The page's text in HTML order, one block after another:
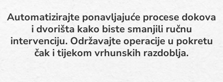
Automatizirajte ponavljajuće procese dokova
i dvorišta kako biste smanjili ručnu
intervenciju. Održavajte operacije u pokretu
čak i tijekom vrhunskih razdoblja.